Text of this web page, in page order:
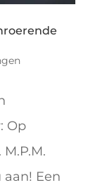
Op
aan! Een